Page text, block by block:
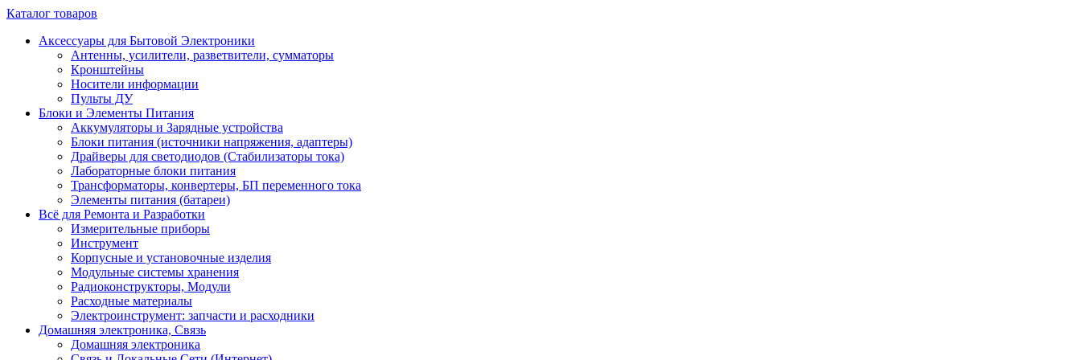
Каталог товаров
Аксессуары для Бытовой Электроники
Антенны, усилители, разветвители, сумматоры
Кронштейны
Носители информации
Пульты ДУ
Блоки и Элементы Питания
Аккумуляторы и Зарядные устройства
Блоки питания (источники напряжения, адаптеры)
Драйверы для светодиодов (Стабилизаторы тока)
Лабораторные блоки питания
Трансформаторы, конвертеры, БП переменного тока
Элементы питания (батареи)
Всё для Ремонта и Разработки
Измерительные приборы
Инструмент
Корпусные и установочные изделия
Модульные системы хранения
Радиоконструкторы, Модули
Расходные материалы
Электроинструмент: запчасти и расходники
Домашняя электроника, Связь
Домашняя электроника